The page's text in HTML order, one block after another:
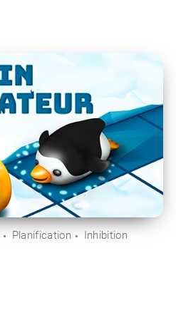
Planification Inhibition